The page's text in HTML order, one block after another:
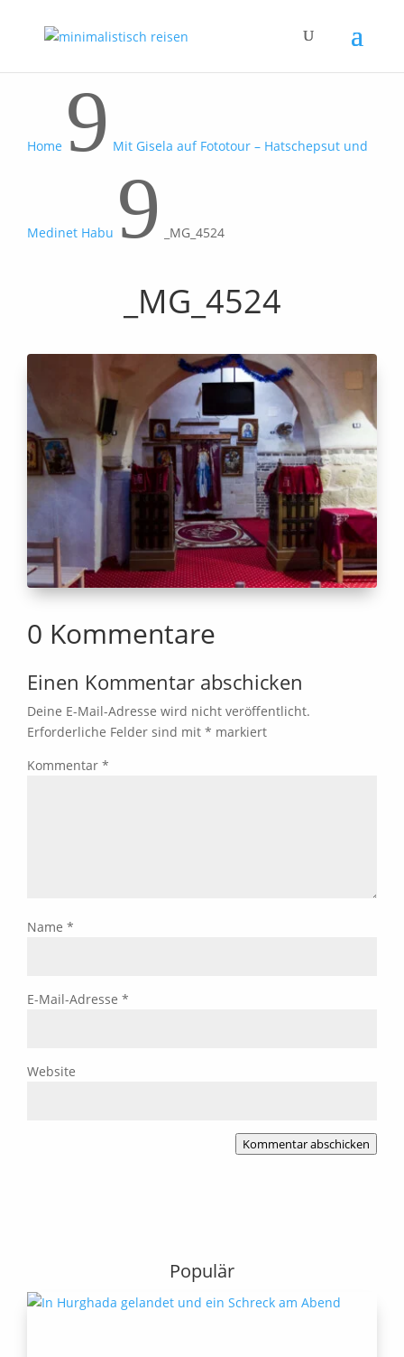
Home 9 Mit Gisela auf Fototour – Hatschepsut und
Medinet Habu 9 _MG_4524
_MG_4524
0 Kommentare
Einen Kommentar abschicken
Deine E-Mail-Adresse wird nicht veröffentlicht.
Erforderliche Felder sind mit * markiert
Kommentar *
Name *
E-Mail-Adresse *
Website
Kommentar abschicken
Populär